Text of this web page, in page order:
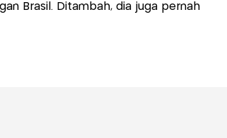
Brasil. Ditambah, dia juga pernah